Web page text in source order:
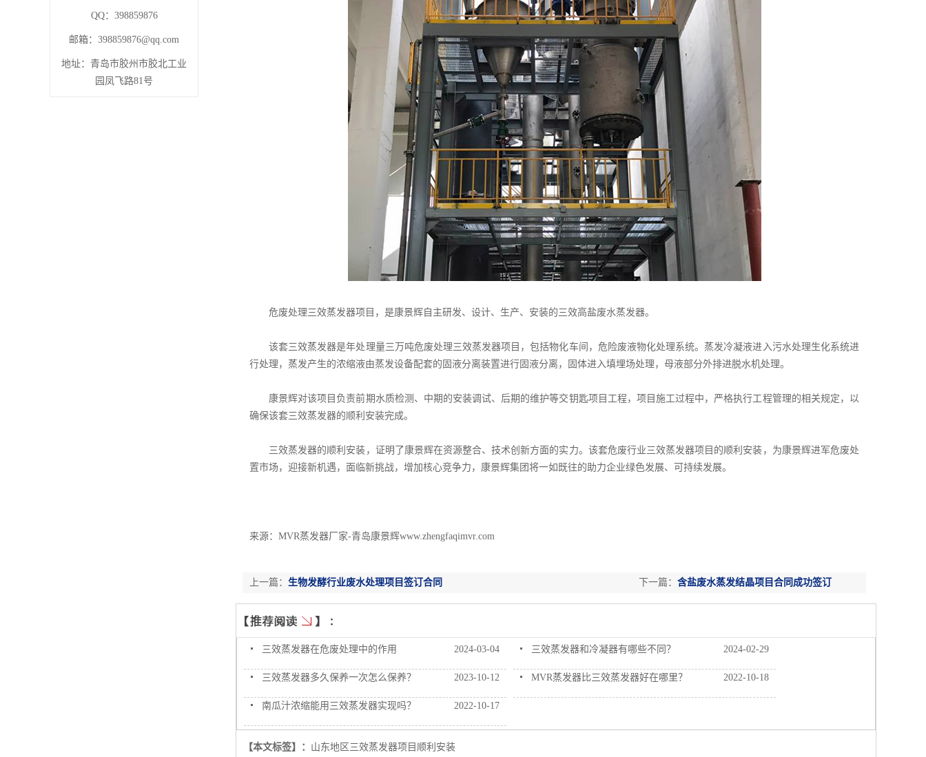
危废处理三效蒸发器项目，是康景辉自主研发、设计、生产、安装的三效高盐废水蒸发器。
该套三效蒸发器是年处理量三万吨危废处理三效蒸发器项目，包括物化车间，危险废液物化处理系统。蒸发冷凝液进入污水处理生化系统进
行处理，蒸发产生的浓缩液由蒸发设备配套的固液分离装置进行固液分离，固体进入填埋场处理，母液部分外排进脱水机处理。
康景辉对该项目负责前期水质检测、中期的安装调试、后期的维护等交钥匙项目工程，项目施工过程中，严格执行工程管理的相关规定，以
确保该套三效蒸发器的顺利安装完成。
三效蒸发器的顺利安装，证明了康景辉在资源整合、技术创新方面的实力。该套危废行业三效蒸发器项目的顺利安装，为康景辉进军危废处
置市场，迎接新机遇，面临新挑战，增加核心竞争力，康景辉集团将一如既往的助力企业绿色发展、可持续发展。
来源：MVR蒸发器厂家-青岛康景辉www.zhengfaqimvr.com
下一篇： 含盐废水蒸发结晶项目合同成功签订
上一篇： 生物发酵行业废水处理项目签订合同
2024-03-04
三效蒸发器在危废处理中的作用 2024-02-29
三效蒸发器和冷凝器有哪些不同？
2023-10-12
三效蒸发器多久保养一次怎么保养？ 2022-10-18
MVR蒸发器比三效蒸发器好在哪里？
2022-10-17
南瓜汁浓缩能用三效蒸发器实现吗？
【本文标签】： 山东地区三效蒸发器项目顺利安装
QQ：398859876
邮箱： 398859876@qq.com
地址：青岛市胶州市胶北工业
园凤飞路81号